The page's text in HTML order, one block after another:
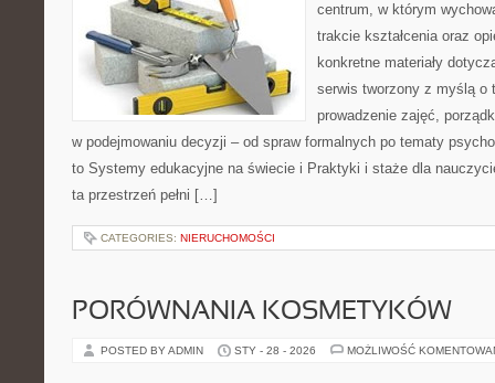
centrum, w którym
trakcie kształcenia oraz
konkretne materiały
serwis tworzony z myślą o
prowadzenie zajęć,
w podejmowaniu decyzji – od spraw formalnych po tematy
to Systemy edukacyjne na świecie i Praktyki i staże dla
ta przestrzeń pełni […]
CATEGORIES: NIERUCHOMOŚCI
PORÓWNANIA KOSMETYKÓW
POSTED BY ADMIN STY - 28 - 2026 MOŻLIWOŚĆ